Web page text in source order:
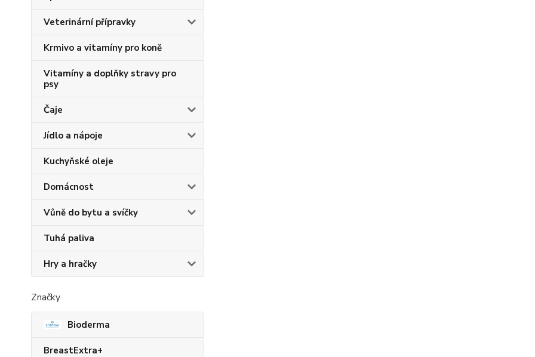
Veterinární přípravky
Krmivo a vitamíny pro koně
Vitamíny a doplňky stravy pro
psy
Čaje
Jídlo a nápoje
Kuchyňské oleje
Domácnost
Vůně do bytu a svíčky
Tuhá paliva
Hry a hračky
Značky
Bioderma
BreastExtra+